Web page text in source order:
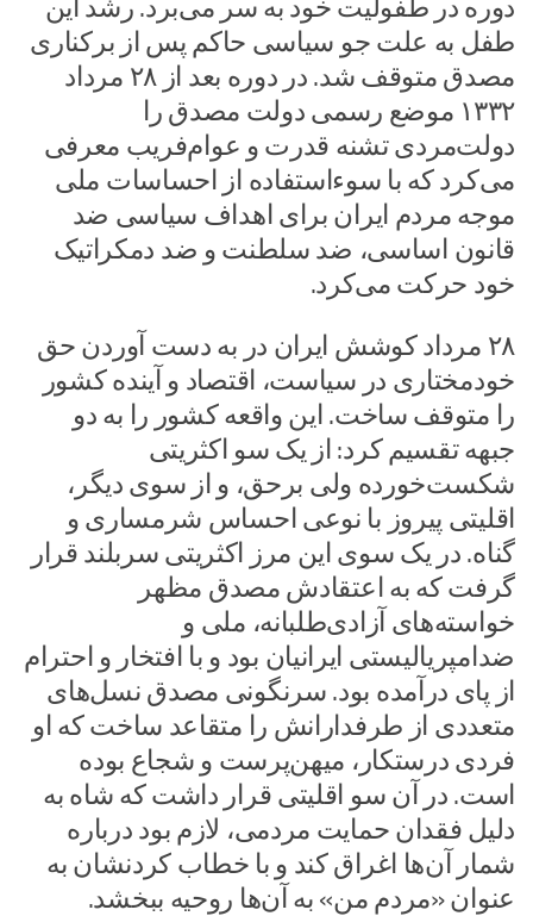
دوره در طفولیت خود به سر می‌برد. رشد این
طفل به علت جو سیاسی حاکم پس از برکناری
مصدق متوقف شد. در دوره بعد از ۲۸ مرداد
۱۳۳۲ موضع رسمی دولت مصدق را
دولت‌مردی تشنه قدرت و عوام‌فریب معرفی
می‌کرد که با سوءاستفاده از احساسات ملی
موجه مردم ایران برای اهداف سیاسی ضد
قانون اساسی، ضد سلطنت و ضد دمکراتیک
خود حرکت می‌کرد.
۲۸ مرداد کوشش ایران در به دست آوردن حق
خودمختاری در سیاست، اقتصاد و آینده کشور
را متوقف ساخت. این واقعه کشور را به دو
جبهه تقسیم کرد: از یک سو اکثریتی
شکست‌خورده ولی برحق، و از سوی دیگر،
اقلیتی پیروز با نوعی احساس شرمساری و
گناه. در یک سوی این مرز اکثریتی سربلند قرار
گرفت که به اعتقادش مصدق مظهر
خواسته‌های آزادی‌طلبانه، ملی و
ضدامپریالیستی ایرانیان بود و با افتخار و احترام
از پای درآمده بود. سرنگونی مصدق نسل‌های
متعددی از طرفدارانش را متقاعد ساخت که او
فردی درستکار، میهن‌پرست و شجاع بوده
است. در آن سو اقلیتی قرار داشت که شاه به
دلیل فقدان حمایت مردمی، لازم بود درباره
شمار آن‌ها اغراق کند و با خطاب کردنشان به
عنوان «مردم من» به آن‌ها روحیه ببخشد.